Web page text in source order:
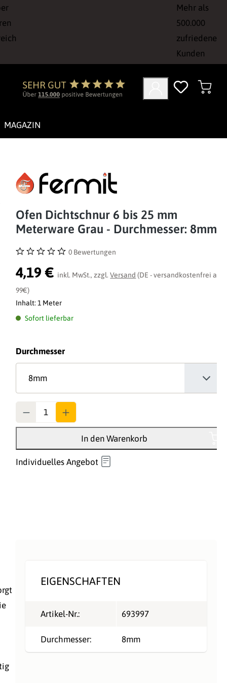
Mehr als
500.000
zufriedene
Kunden
MAGAZIN
Ofen Dichtschnur 6 bis 25 mm
Meterware Grau - Durchmesser: 8mm
Durchschnittliche Bewertung von 0 von 5 Sternen
0 Bewertungen
4,19 € inkl. MwSt., zzgl.Versand (DE - versandkostenfrei ab
99€)
Inhalt:1 Meter
Sofort lieferbar
Durchmesserauswählen
In den Warenkorb
Individuelles Angebot
EIGENSCHAFTEN
Artikel-Nr.: 693997
Durchmesser: 8mm